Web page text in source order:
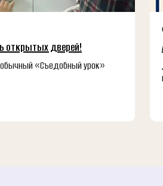
открытых дверей!
«Съедобный урок»